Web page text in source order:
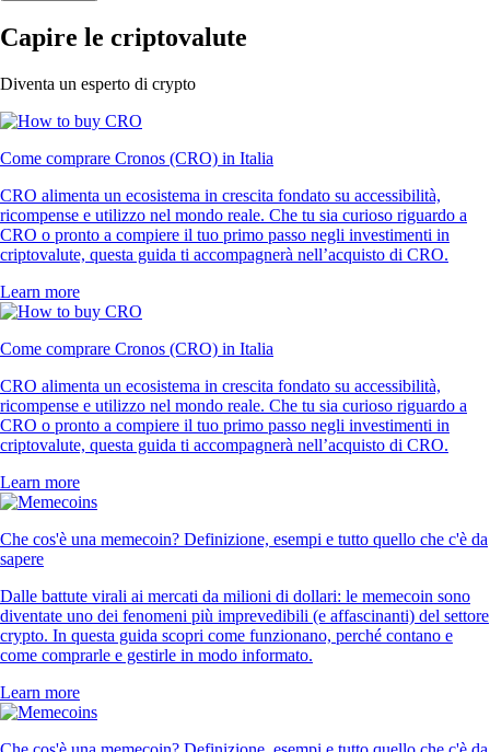
Capire le criptovalute
Diventa un esperto di crypto
Come comprare Cronos (CRO) in Italia
CRO alimenta un ecosistema in crescita fondato su accessibilità,
ricompense e utilizzo nel mondo reale. Che tu sia curioso riguardo a
CRO o pronto a compiere il tuo primo passo negli investimenti in
criptovalute, questa guida ti accompagnerà nell’acquisto di CRO.
Learn more
Come comprare Cronos (CRO) in Italia
CRO alimenta un ecosistema in crescita fondato su accessibilità,
ricompense e utilizzo nel mondo reale. Che tu sia curioso riguardo a
CRO o pronto a compiere il tuo primo passo negli investimenti in
criptovalute, questa guida ti accompagnerà nell’acquisto di CRO.
Learn more
Che cos'è una memecoin? Definizione, esempi e tutto quello che c'è da
sapere
Dalle battute virali ai mercati da milioni di dollari: le memecoin sono
diventate uno dei fenomeni più imprevedibili (e affascinanti) del settore
crypto. In questa guida scopri come funzionano, perché contano e
come comprarle e gestirle in modo informato.
Learn more